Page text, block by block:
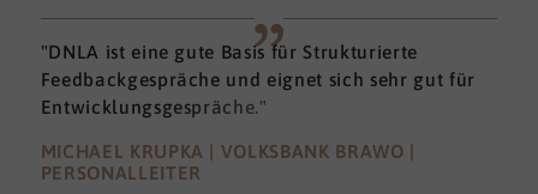
"DNLA ist eine gute Basis für Strukturierte
Feedbackgespräche und eignet sich sehr gut für
Entwicklungsgespräche."
MICHAEL KRUPKA | VOLKSBANK BRAWO |
PERSONALLEITER